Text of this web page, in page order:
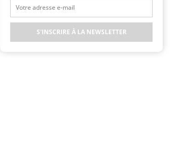
S'INSCRIRE À LA NEWSLETTER